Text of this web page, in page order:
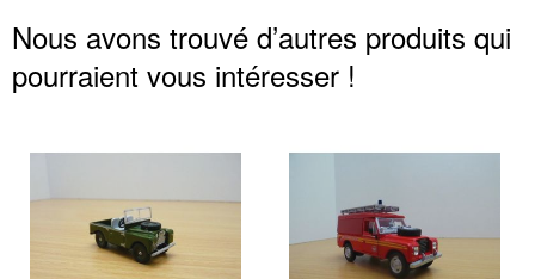
Nous avons trouvé d’autres produits qui
pourraient vous intéresser !